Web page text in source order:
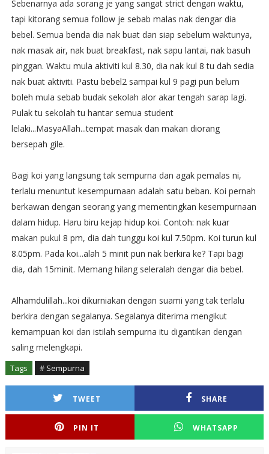
Sebenarnya ada sorang je yang sangat strict dengan waktu,
tapi kitorang semua follow je sebab malas nak dengar dia
bebel. Semua benda dia nak buat dan siap sebelum waktunya,
nak masak air, nak buat breakfast, nak sapu lantai, nak basuh
pinggan. Waktu mula aktiviti kul 8.30, dia nak kul 8 tu dah sedia
nak buat aktiviti. Pastu bebel2 sampai kul 9 pagi pun belum
boleh mula sebab budak sekolah alor akar tengah sarap lagi.
Pulak tu sekolah tu hantar semua student
lelaki...MasyaAllah...tempat masak dan makan diorang
bersepah gile.
Bagi koi yang langsung tak sempurna dan agak pemalas ni,
terlalu menuntut kesempurnaan adalah satu beban. Koi pernah
berkawan dengan seorang yang mementingkan kesempurnaan
dalam hidup. Haru biru kejap hidup koi. Contoh: nak kuar
makan pukul 8 pm, dia dah tunggu koi kul 7.50pm. Koi turun kul
8.05pm. Pada koi...alah 5 minit pun nak berkira ke? Tapi bagi
dia, dah 15minit. Memang hilang seleralah dengar dia bebel.
Alhamdulillah...koi dikurniakan dengan suami yang tak terlalu
berkira dengan segalanya. Segalanya diterima mengikut
kemampuan koi dan istilah sempurna itu digantikan dengan
saling melengkapi.
Tags # Sempurna
TWEET SHARE
PIN IT WHATSAPP